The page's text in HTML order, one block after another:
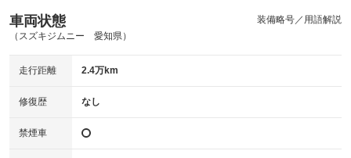
車両状態
（スズキジムニー 愛知県）
装備略号／用語解説
走行距離 2.4万km
修復歴 なし
禁煙車